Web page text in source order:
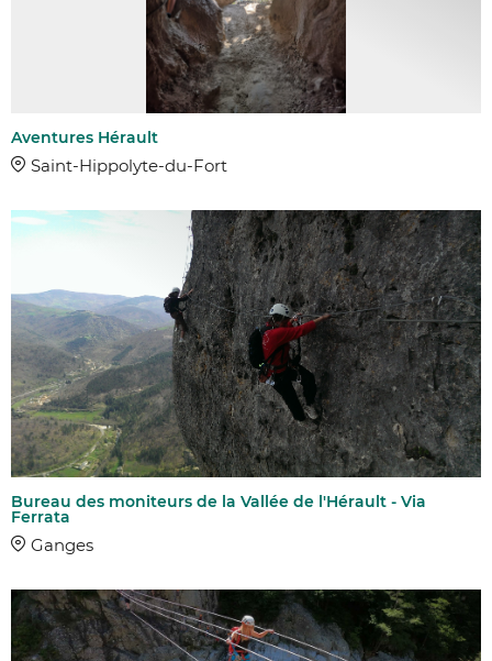
Aventures Hérault
Saint-Hippolyte-du-Fort
Bureau des moniteurs de la Vallée de l'Hérault - Via
Ferrata
Ganges